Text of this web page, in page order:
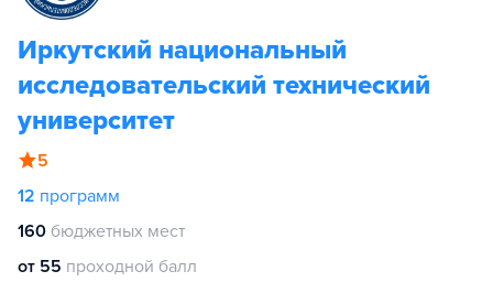
Иркутский национальный
исследовательский технический
университет
5
12 программ
160 бюджетных мест
от 55 проходной балл